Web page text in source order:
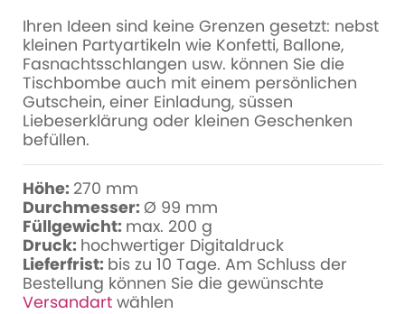
Ihren Ideen sind keine Grenzen gesetzt: nebst
kleinen Partyartikeln wie Konfetti, Ballone,
Fasnachtsschlangen usw. können Sie die
Tischbombe auch mit einem persönlichen
Gutschein, einer Einladung, süssen
Liebeserklärung oder kleinen Geschenken
befüllen.
Höhe: 270 mm
Durchmesser:Ø 99 mm
Füllgewicht: max. 200 g
Druck: hochwertiger Digitaldruck
Lieferfrist: bis zu 10 Tage. Am Schluss der
Bestellung können Sie die gewünschte
Versandart wählen